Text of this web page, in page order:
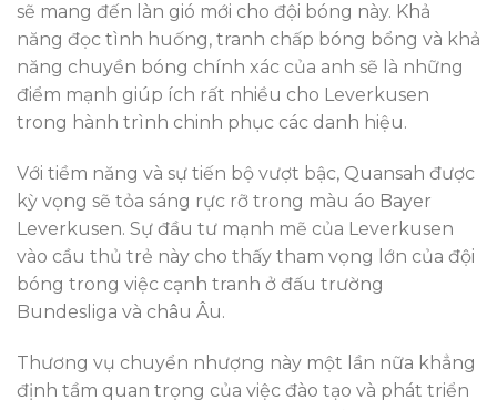
sẽ mang đến làn gió mới cho đội bóng này. Khả
năng đọc tình huống, tranh chấp bóng bổng và khả
năng chuyền bóng chính xác của anh sẽ là những
điểm mạnh giúp ích rất nhiều cho Leverkusen
trong hành trình chinh phục các danh hiệu.
Với tiềm năng và sự tiến bộ vượt bậc, Quansah được
kỳ vọng sẽ tỏa sáng rực rỡ trong màu áo Bayer
Leverkusen. Sự đầu tư mạnh mẽ của Leverkusen
vào cầu thủ trẻ này cho thấy tham vọng lớn của đội
bóng trong việc cạnh tranh ở đấu trường
Bundesliga và châu Âu.
Thương vụ chuyển nhượng này một lần nữa khẳng
định tầm quan trọng của việc đào tạo và phát triển